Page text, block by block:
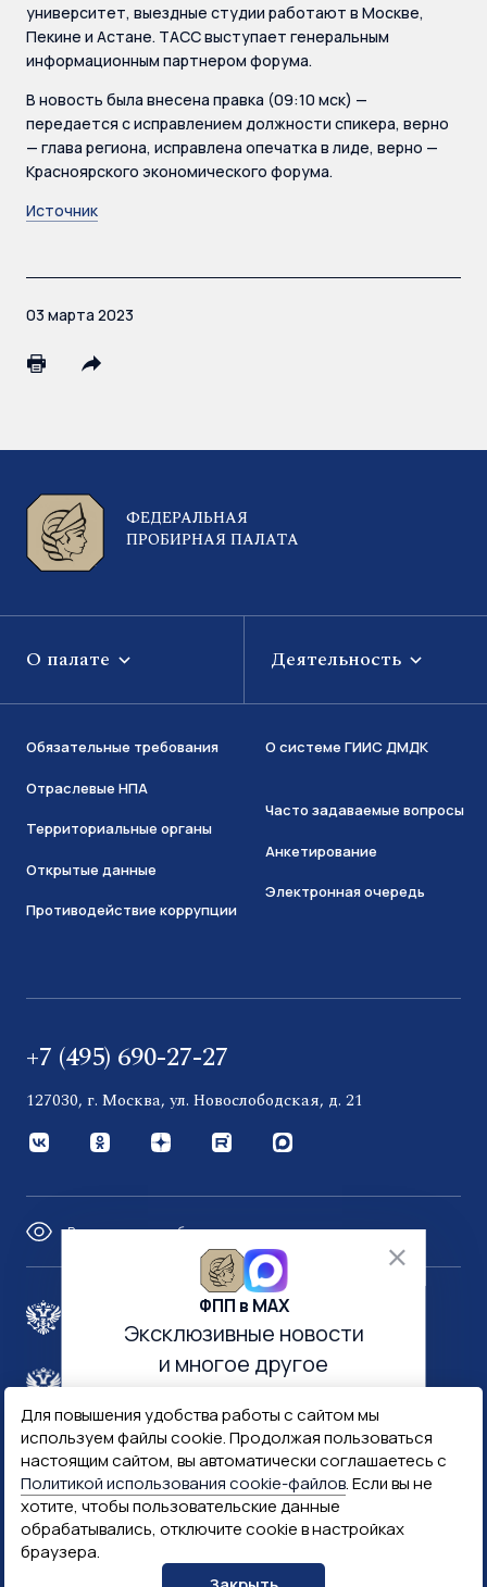
Для повышения удобства работы с сайтом мы
используем файлы cookie. Продолжая пользоваться
настоящим сайтом, вы автоматически соглашаетесь с
Политикой использования cookie-файлов. Если вы не
хотите, чтобы пользовательские данные
обрабатывались, отключите cookie в настройках
браузера.
университет, выездные студии работают в Москве,
Пекине и Астане. ТАСС выступает генеральным
информационным партнером форума.
В новость была внесена правка (09:10 мск) —
передается с исправлением должности спикера, верно
— глава региона, исправлена опечатка в лиде, верно —
Красноярского экономического форума.
Источник
03 марта 2023
ФЕДЕРАЛЬНАЯ
ПРОБИРНАЯ ПАЛАТА
О палате Деятельность
Обязательные требования
Отраслевые НПА
Территориальные органы
Открытые данные
Противодействие коррупции
О системе ГИИС ДМДК
Часто задаваемые вопросы
Анкетирование
Электронная очередь
+7 (495) 690-27-27
127030, г. Москва, ул. Новослободская, д. 21
Версия для слабовидящих
Правительство России
Госуслуги Госключ
ФПП в МАХ
Эксклюзивные новости
и многое другое
ПОДПИСАТЬСЯ